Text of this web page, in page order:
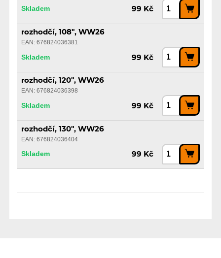
Skladem 99 Kč
rozhodčí, 108", WW26
EAN: 676824036381
Skladem 99 Kč
rozhodčí, 120", WW26
EAN: 676824036398
Skladem 99 Kč
rozhodčí, 130", WW26
EAN: 676824036404
Skladem 99 Kč